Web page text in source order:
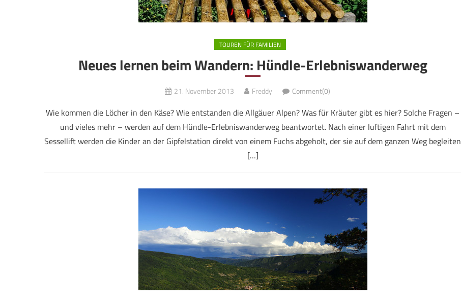
TOUREN FÜR FAMILIEN
Neues lernen beim Wandern: Hündle-Erlebniswanderweg
21. November 2013 Freddy Comment(0)
Wie kommen die Löcher in den Käse? Wie entstanden die Allgäuer Alpen? Was für Kräuter gibt es hier? Solche Fragen –
und vieles mehr – werden auf dem Hündle-Erlebniswanderweg beantwortet. Nach einer luftigen Fahrt mit dem
Sessellift werden die Kinder an der Gipfelstation direkt von einem Fuchs abgeholt, der sie auf dem ganzen Weg begleiten
[…]